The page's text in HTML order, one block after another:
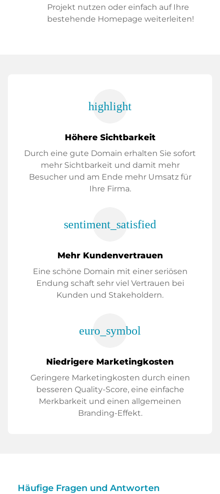
Projekt nutzen oder einfach auf Ihre
bestehende Homepage weiterleiten!
highlight
Höhere Sichtbarkeit
Durch eine gute Domain erhalten Sie sofort
mehr Sichtbarkeit und damit mehr
Besucher und am Ende mehr Umsatz für
Ihre Firma.
sentiment_satisfied
Mehr Kundenvertrauen
Eine schöne Domain mit einer seriösen
Endung schaft sehr viel Vertrauen bei
Kunden und Stakeholdern.
euro_symbol
Niedrigere Marketingkosten
Geringere Marketingkosten durch einen
besseren Quality-Score, eine einfache
Merkbarkeit und einen allgemeinen
Branding-Effekt.
Häufige Fragen und Antworten